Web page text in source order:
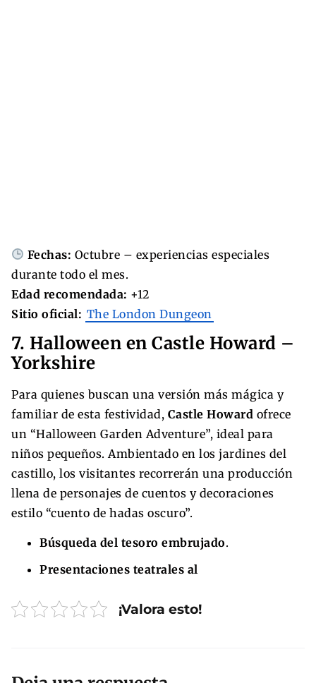
Fechas: Octubre – experiencias especiales
durante todo el mes.
Edad recomendada: +12
Sitio oficial: The London Dungeon
7. Halloween en Castle Howard –
Yorkshire
Para quienes buscan una versión más mágica y
familiar de esta festividad, Castle Howard ofrece
un “Halloween Garden Adventure”, ideal para
niños pequeños. Ambientado en los jardines del
castillo, los visitantes recorrerán una producción
llena de personajes de cuentos y decoraciones
estilo “cuento de hadas oscuro”.
Búsqueda del tesoro embrujado.
Presentaciones teatrales al
¡Valora esto!